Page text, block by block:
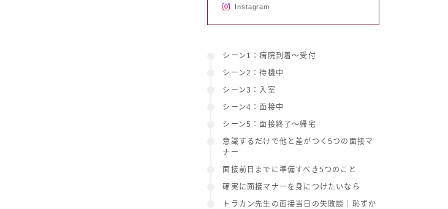
Instagram
シーン1：病院到着〜受付
シーン2：待機中
シーン3：入室
シーン4：面接中
シーン5：面接終了〜帰宅
意識するだけで他と差がつく5つの面接マ
ナー
面接前日までに準備すべき5つのこと
確実に面接マナーを身につけたいなら
トラカン先生の面接当日の失敗談｜恥ずか